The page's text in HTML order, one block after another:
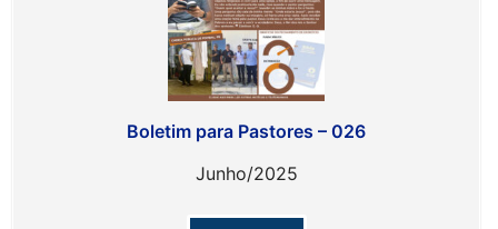
Boletim para Pastores – 026
Junho/2025